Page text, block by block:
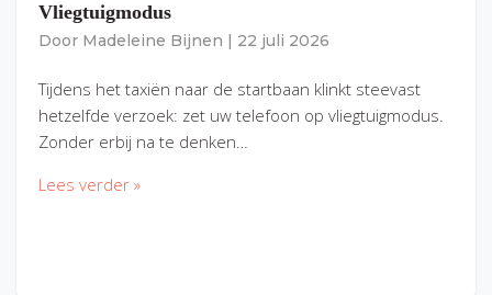
Vliegtuigmodus
Door Madeleine Bijnen 22 juli 2026
Tijdens het taxiën naar de startbaan klinkt steevast
hetzelfde verzoek: zet uw telefoon op vliegtuigmodus.
Zonder erbij na te denken…
Lees verder »